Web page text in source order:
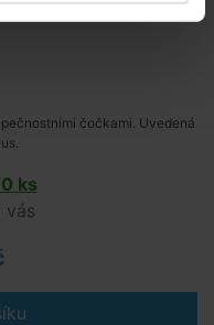
čočkami. Uvedená
ks